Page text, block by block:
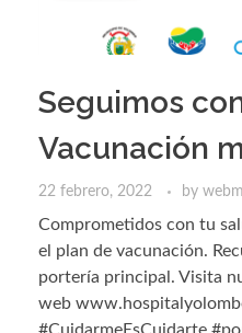
Seguimos
Vacunación
22 febrero, 2022 by
Comprometidos con tu
el plan de vacunación.
portería principal. Visita
web